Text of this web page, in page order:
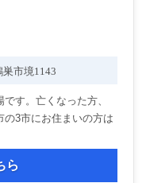
巣市境1143
す。亡くなった方、
の3市にお住まいの方は
ら